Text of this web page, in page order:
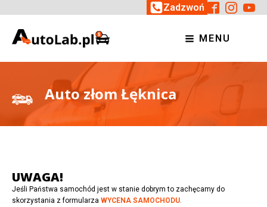
Zadzwoń
MENU
Auto złom Łęknica
UWAGA!
Jeśli Państwa samochód jest w stanie dobrym to zachęcamy do
skorzystania z formularza WYCENA SAMOCHODU.